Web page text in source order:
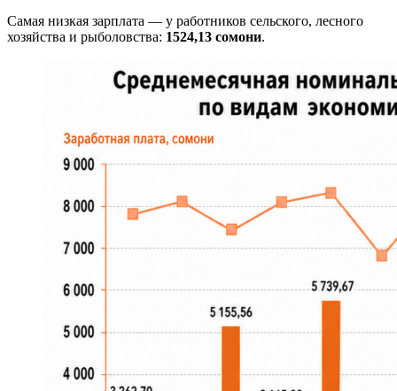
Самая низкая зарплата — у работников сельского, лесного
хозяйства и рыболовства: 1524,13 сомони.